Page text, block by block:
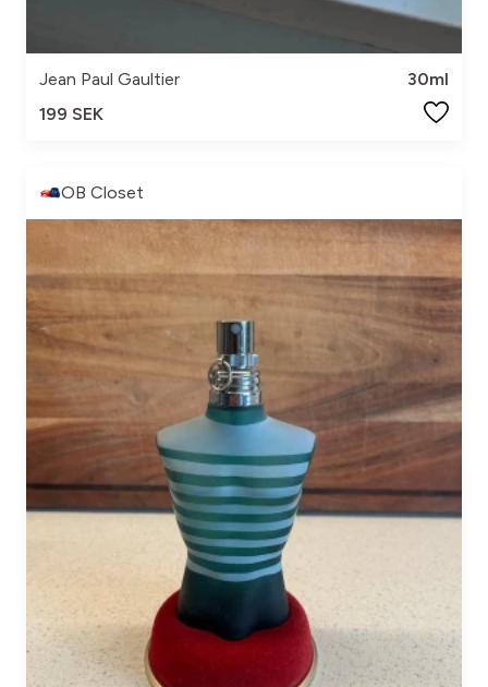
Jean Paul Gaultier
30ml
199 SEK
OB Closet